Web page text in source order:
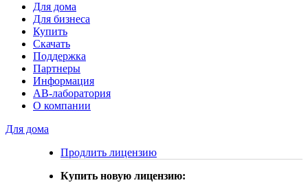
Для дома
Для бизнеса
Купить
Скачать
Поддержка
Партнеры
Информация
АВ-лаборатория
О компании
Для дома
Продлить лицензию
Купить новую лицензию: